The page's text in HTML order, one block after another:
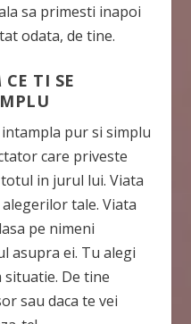
sa primesti inapoi
odata, de tine.
CE TI SE
pur si simplu
care priveste
in jurul lui. Viata
tale. Viata
pe nimeni
asupra ei. Tu alegi
De tine
sau daca te vei